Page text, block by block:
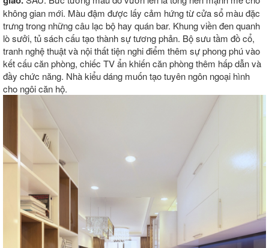
không gian mới. Màu đậm được lấy cảm hứng từ cửa sổ màu đặc
trưng trong những câu lạc bộ hay quán bar. Khung viền đen quanh
lò sưởi, tủ sách cấu tạo thành sự tương phản. Bộ sưu tầm đồ cổ,
tranh nghệ thuật và nội thất tiện nghi điểm thêm sự phong phú vào
kết cấu căn phòng, chiếc TV ẩn khiến căn phòng thêm hấp dẫn và
đầy chức năng. Nhà kiểu dáng muốn tạo tuyên ngôn ngoại hình
cho ngôi căn hộ.